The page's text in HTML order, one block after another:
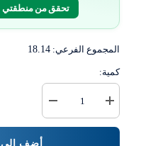
تحقق من منطقتي
المجموع الفرعي: 18.14
كمية:
كمية
{{
المنتج
زيادة
كمية
عبوات
أضف إلى